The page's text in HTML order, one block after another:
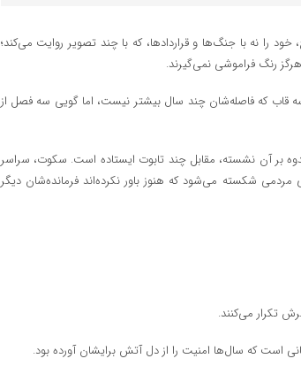
خود را نه با جنگ‌ها و قراردادها، که با چند تصویر روایت می‌کند؛
رنگ فراموشی نمی‌گیرند.
قاب که فاصله‌شان چند سال بیشتر نیست، اما گویی سه فصل از
بر آن نشسته، مقابل چند تابوت ایستاده است. سکوت، سراسر
مردمی شکسته می‌شود که هنوز باور نکرده‌اند فرمانده‌شان دیگر
تکرار می‌کنند.
است که سال‌ها امنیت را از دل آتش برایشان آورده بود.